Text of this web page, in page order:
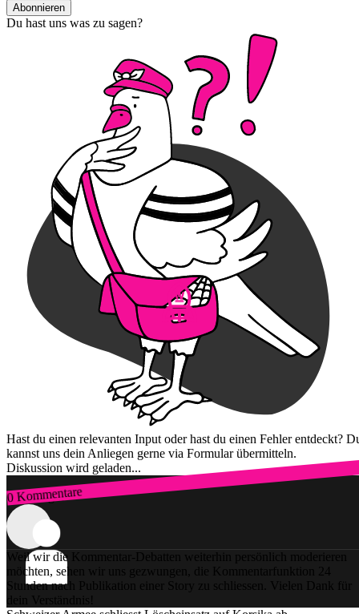
Abonnieren
Du hast uns was zu sagen?
Hast du einen relevanten Input oder hast du einen Fehler entdeckt?
kannst uns dein Anliegen gerne via Formular übermitteln.
Diskussion wird geladen...
0 Kommentare
Zum Login
Weil wir die Kommentar-Debatten weiterhin persönlich moderieren
möchten, sehen wir uns gezwungen, die Kommentarfunktion 24
Stunden nach Publikation einer Story zu schliessen. Vielen Dank für
dein Verständnis!